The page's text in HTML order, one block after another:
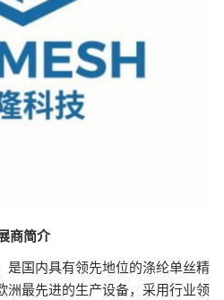
商简介
是国内具有领先地位的涤纶单丝精
洲最先进的生产设备，采用行业领